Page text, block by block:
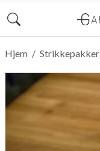
/
Hjem Strikkepakker